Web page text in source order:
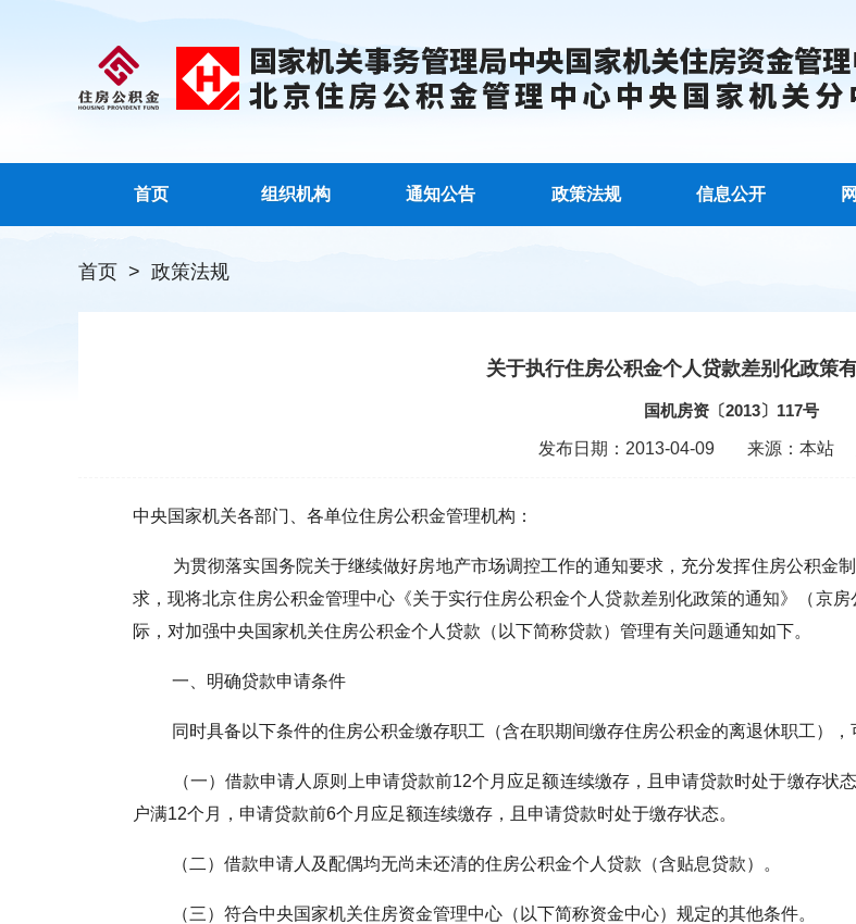
首页 组织机构 通知公告 政策法规 信息公开
首页 > 政策法规
关于执行住房公积金个人贷款差别化政策
国机房资〔2013〕117号
发布日期：2013-04-09 来源：本站
中央国家机关各部门、各单位住房公积金管理机构：
为贯彻落实国务院关于继续做好房地产市场调控工作的通知要求，充分发挥住房公积金
求，现将北京住房公积金管理中心《关于实行住房公积金个人贷款差别化政策的通知》（京
际，对加强中央国家机关住房公积金个人贷款（以下简称贷款）管理有关问题通知如下。
一、明确贷款申请条件
同时具备以下条件的住房公积金缴存职工（含在职期间缴存住房公积金的离退休职工），
（一）借款申请人原则上申请贷款前12个月应足额连续缴存，且申请贷款时处于缴存状
户满12个月，申请贷款前6个月应足额连续缴存，且申请贷款时处于缴存状态。
（二）借款申请人及配偶均无尚未还清的住房公积金个人贷款（含贴息贷款）。
（三）符合中央国家机关住房资金管理中心（以下简称资金中心）规定的其他条件。